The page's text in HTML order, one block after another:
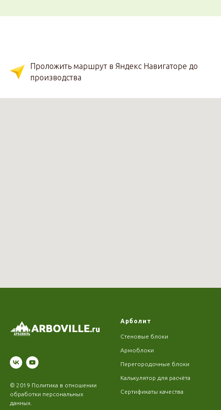
Проложить маршрут в Яндекс Навигаторе до
производства
© 2019 Политика в отношении
обработки персональных
данных
Арболит
Стеновые блоки
Армоблоки
Перегородочные блоки
Калькулятор для расчёта
Сертификаты качества